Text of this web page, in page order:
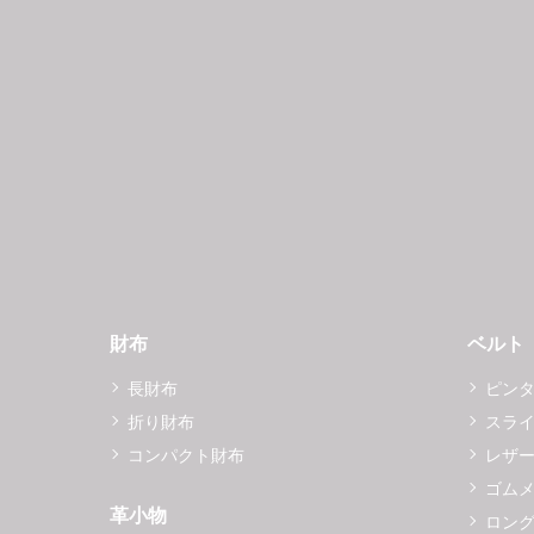
財布
長財布
折り財布
コンパクト財布
革小物
ベルト
ピン
スラ
レザ
ゴム
ロン